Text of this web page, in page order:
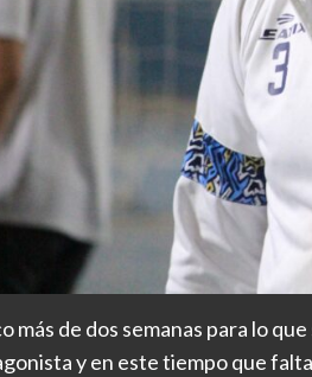
más de dos semanas para lo
y en este tiempo que